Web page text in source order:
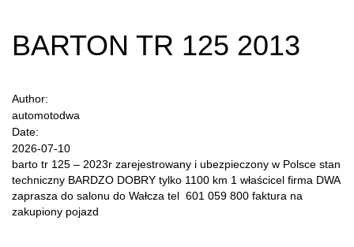
BARTON TR 125 2013
Author:
automotodwa
Date:
2026-07-10
barto tr 125 – 2023r zarejestrowany i ubezpieczony w Polsce stan
techniczny BARDZO DOBRY tylko 1100 km 1 właścicel firma DWA
zaprasza do salonu do Wałcza tel 601 059 800 faktura na
zakupiony pojazd